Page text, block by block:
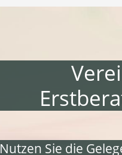
Nutzen Sie die